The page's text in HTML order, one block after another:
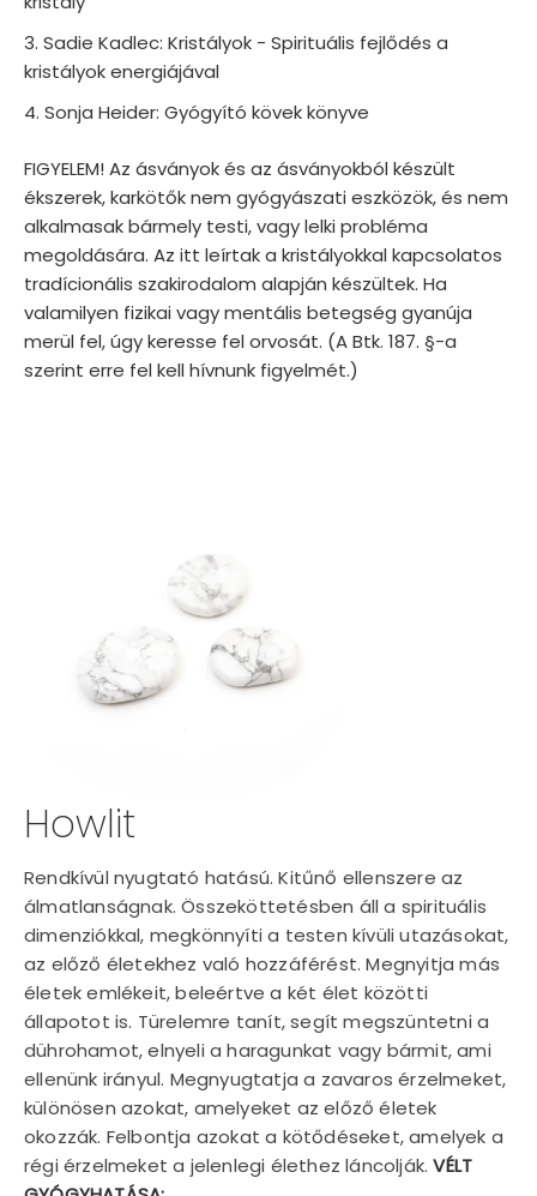
Sadie Kadlec: Kristályok - Spirituális fejlődés a
kristályok energiájával
Sonja Heider: Gyógyító kövek könyve
FIGYELEM! Az ásványok és az ásványokból készült
ékszerek, karkötők nem gyógyászati eszközök, és nem
alkalmasak bármely testi, vagy lelki probléma
megoldására. Az itt leírtak a kristályokkal kapcsolatos
tradícionális szakirodalom alapján készültek. Ha
valamilyen fizikai vagy mentális betegség gyanúja
merül fel, úgy keresse fel orvosát. (A Btk. 187. §-a
szerint erre fel kell hívnunk figyelmét.)
Howlit
Rendkívül nyugtató hatású. Kitűnő ellenszere az
álmatlanságnak. Összeköttetésben áll a spirituális
dimenziókkal, megkönnyíti a testen kívüli utazásokat,
az előző életekhez való hozzáférést. Megnyitja más
életek emlékeit, beleértve a két élet közötti
állapotot is. Türelemre tanít, segít megszüntetni a
dührohamot, elnyeli a haragunkat vagy bármit, ami
ellenünk irányul. Megnyugtatja a zavaros érzelmeket,
különösen azokat, amelyeket az előző életek
okozzák. Felbontja azokat a kötődéseket, amelyek a
régi érzelmeket a jelenlegi élethez láncolják.VÉLT